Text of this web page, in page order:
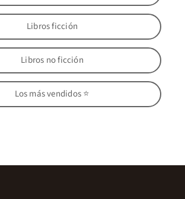
Libros ficción
Libros no ficción
Los más vendidos ⭐